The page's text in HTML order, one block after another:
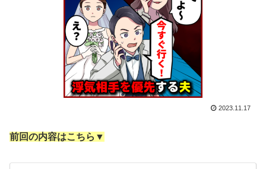
2023.11.17
前回の内容はこちら▼